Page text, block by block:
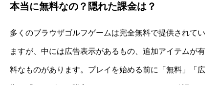
本当に無料なの？隠れた課金は？
多くのブラウザゴルフゲームは完全無料で提供されてい
ますが、中には広告表示があるもの、追加アイテムが有
料なものがあります。プレイを始める前に「無料」「広